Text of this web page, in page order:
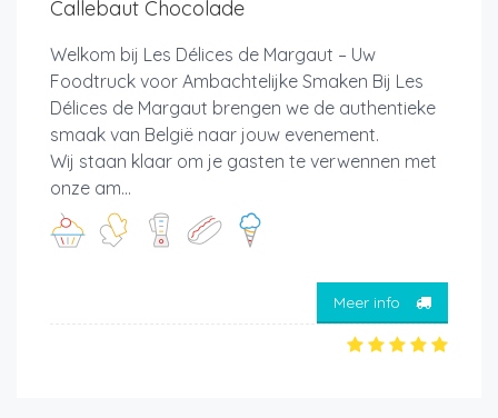
Callebaut Chocolade
Welkom bij Les Délices de Margaut – Uw
Foodtruck voor Ambachtelijke Smaken Bij Les
Délices de Margaut brengen we de authentieke
smaak van België naar jouw evenement.
Wij staan klaar om je gasten te verwennen met
onze am...
Meer info